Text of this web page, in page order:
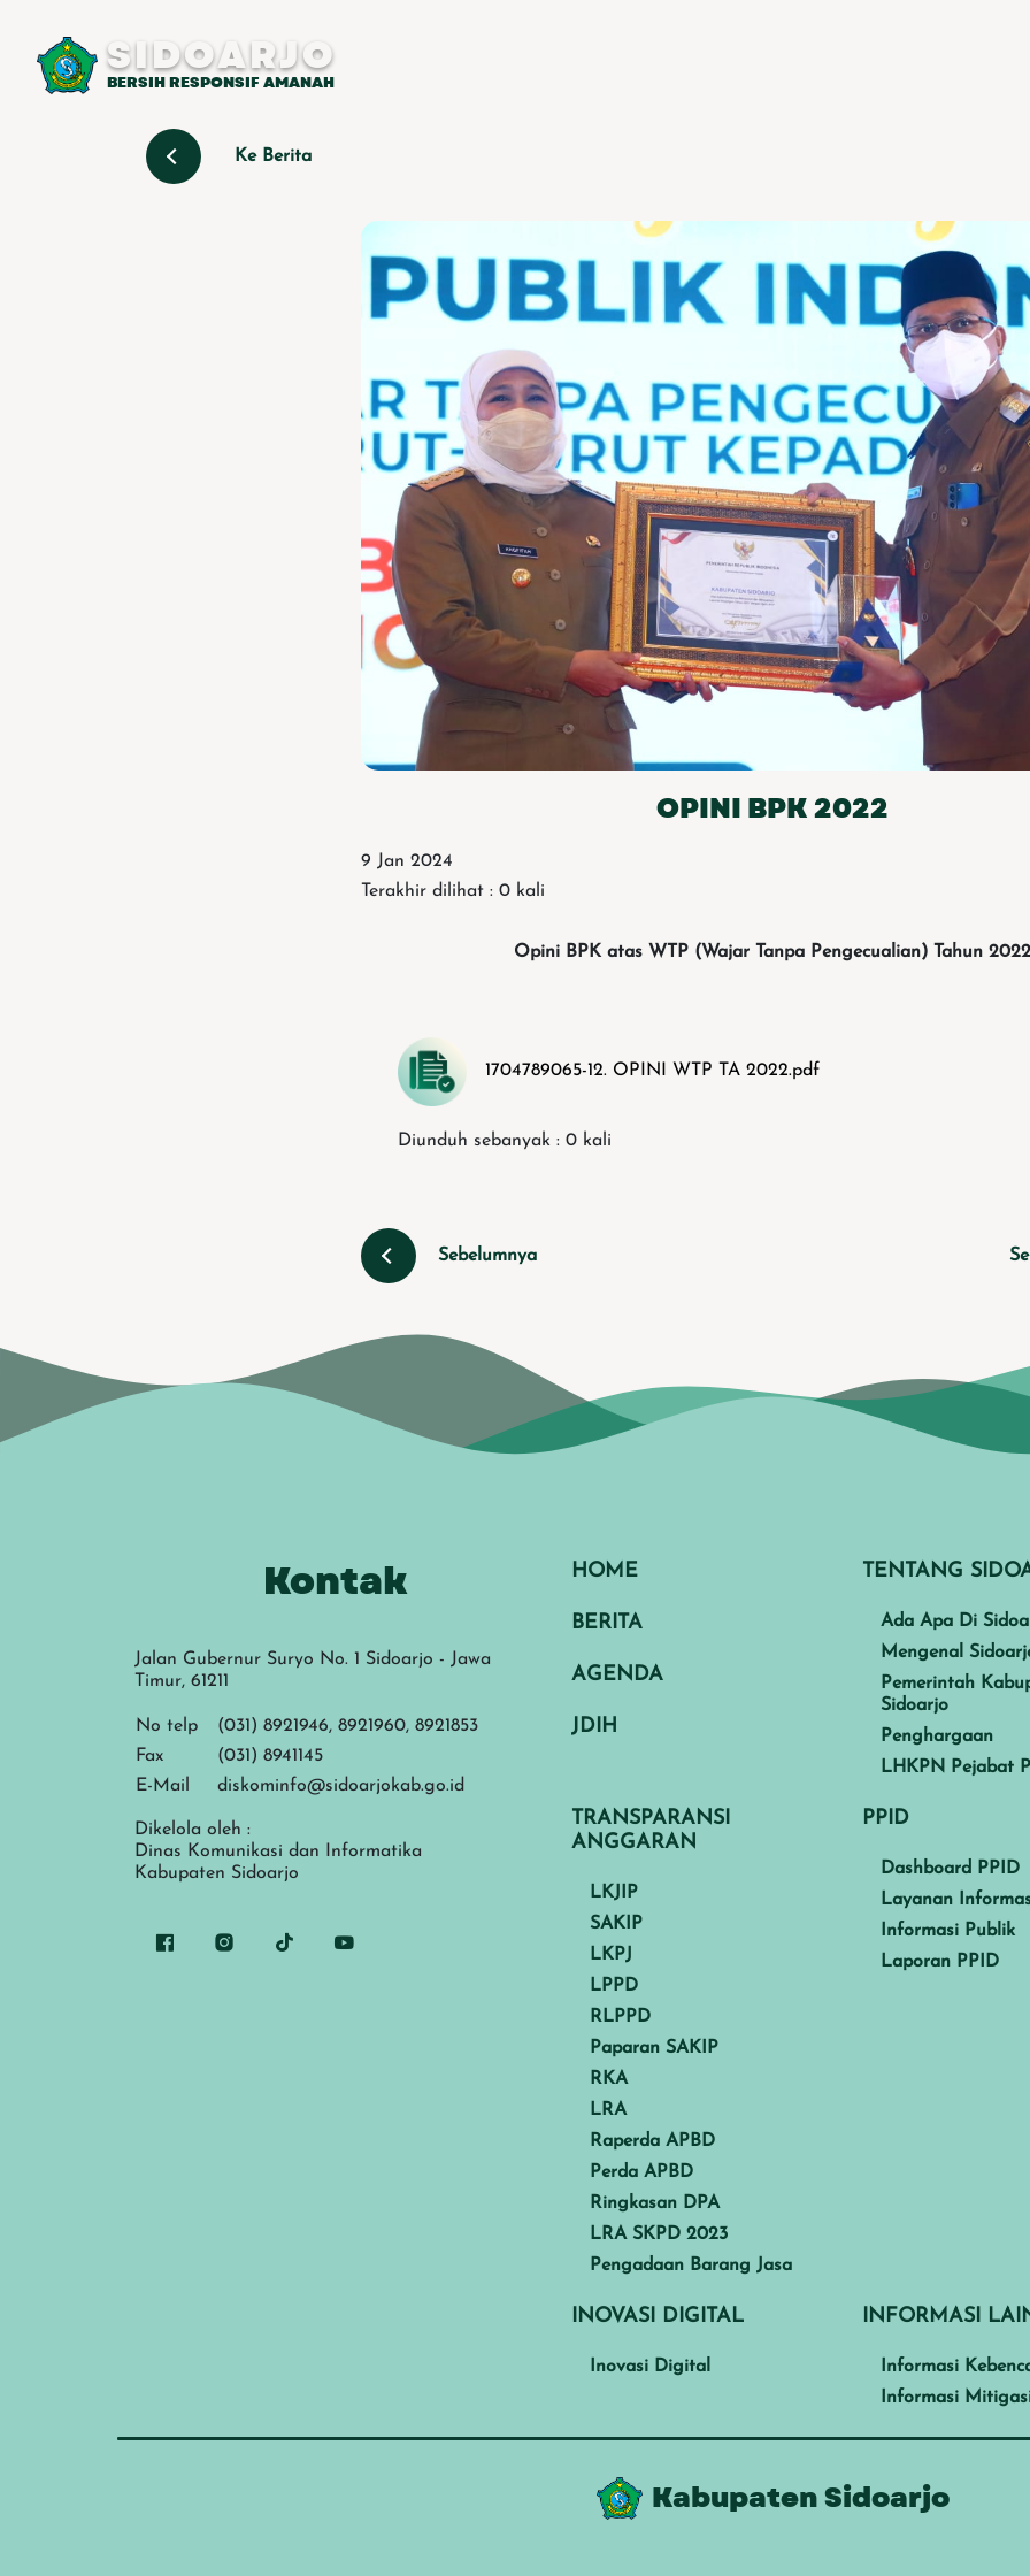
SIDOARJO
BERSIH RESPONSIF AMANAH
Ke Berita
OPINI BPK 2022
9 Jan 2024
Terakhir dilihat : 0 kali
Opini BPK atas WTP (Wajar Tanpa Pengecualian) Tahun 2022
1704789065-12. OPINI WTP TA 2022.pdf
Diunduh sebanyak : 0 kali
Sebelumnya
Kontak
Jalan Gubernur Suryo No. 1 Sidoarjo - Jawa
Timur, 61211
No telp
(031) 8921946, 8921960, 8921853
Fax
(031) 8941145
E-Mail
diskominfo@sidoarjokab.go.id
Dikelola oleh :
Dinas Komunikasi dan Informatika
Kabupaten Sidoarjo
HOME
BERITA
AGENDA
JDIH
TENTANG
Ada Apa Di
Mengenal
Pemerintah
Sidoarjo
Penghargaan
LHKPN Pejabat
TRANSPARANSI
ANGGARAN
LKJIP
SAKIP
LKPJ
LPPD
RLPPD
Paparan SAKIP
RKA
LRA
Raperda APBD
Perda APBD
Ringkasan DPA
LRA SKPD 2023
Pengadaan Barang Jasa
PPID
Dashboard PPID
Layanan
Informasi Publik
Laporan PPID
INOVASI DIGITAL
Inovasi Digital
INFORMASI
Informasi
Informasi
Kabupaten Sidoarjo